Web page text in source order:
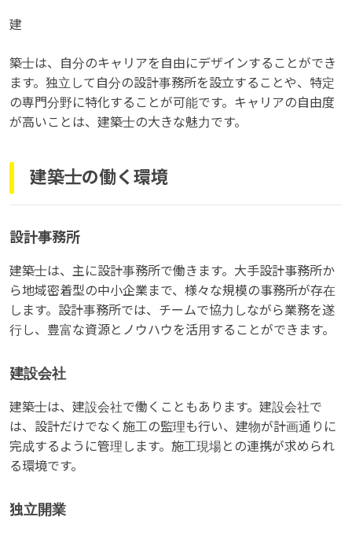
建
築士は、自分のキャリアを自由にデザインすることができ
ます。独立して自分の設計事務所を設立することや、特定
の専門分野に特化することが可能です。キャリアの自由度
が高いことは、建築士の大きな魅力です。
建築士の働く環境
設計事務所
建築士は、主に設計事務所で働きます。大手設計事務所か
ら地域密着型の中小企業まで、様々な規模の事務所が存在
します。設計事務所では、チームで協力しながら業務を遂
行し、豊富な資源とノウハウを活用することができます。
建設会社
建築士は、建設会社で働くこともあります。建設会社で
は、設計だけでなく施工の監理も行い、建物が計画通りに
完成するように管理します。施工現場との連携が求められ
る環境です。
独立開業